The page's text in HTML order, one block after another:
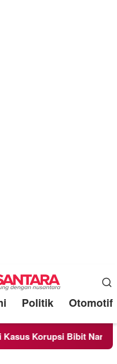
Politik Otomotif
Bibit Nanas Sulsel Rp